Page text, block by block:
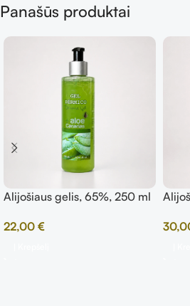
Panašūs produktai
Alijošiaus gelis, 65%, 250 ml
22,00 €